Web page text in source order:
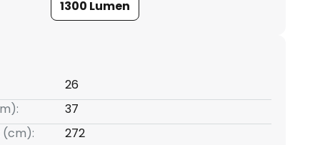
1300 Lumen
26
37
(cm):
272